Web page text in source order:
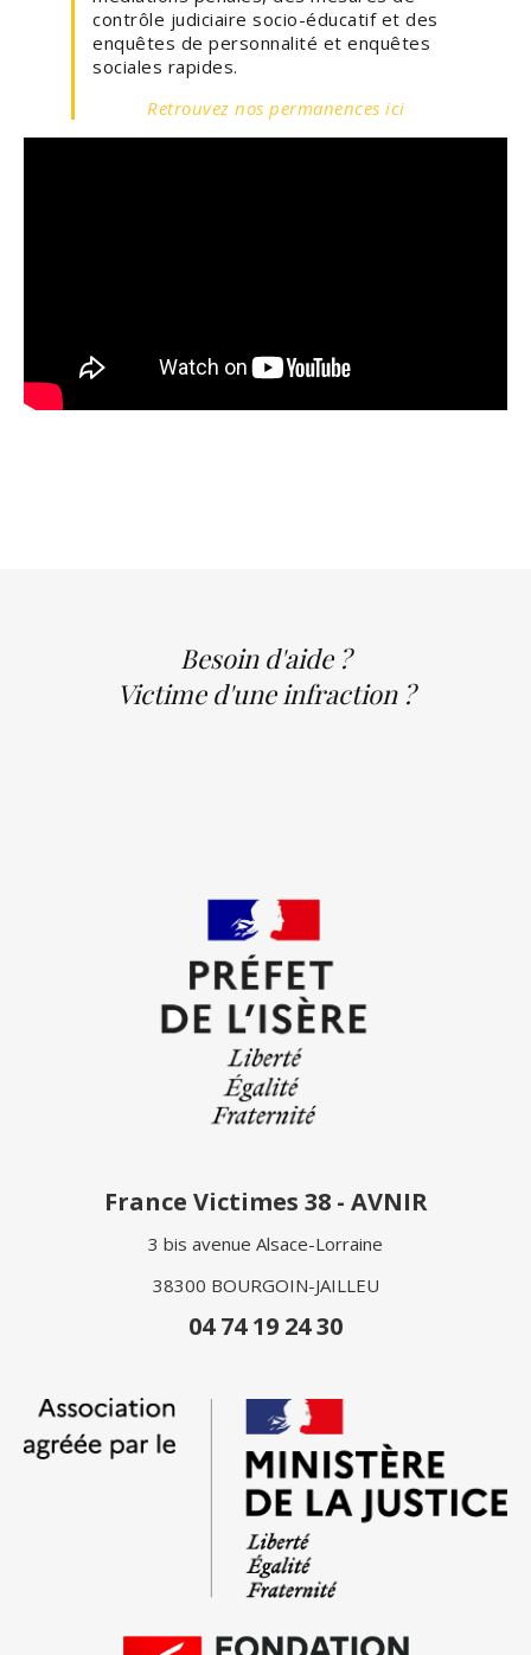
contrôle judiciaire socio-éducatif et des
enquêtes de personnalité et enquêtes
sociales rapides.
Retrouvez nos permanences ici
Besoin d'aide ?
Victime d'une infraction ?
France Victimes 38 - AVNIR
3 bis avenue Alsace-Lorraine
38300 BOURGOIN-JAILLEU
04 74 19 24 30